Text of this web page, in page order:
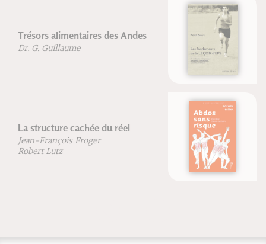
Les fondements de la leçon d'EPS
Abdos sans risque - Nouvelle
Blandine Calais-Germain